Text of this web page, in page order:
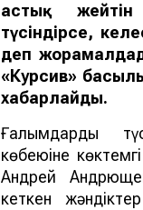
астық жейтін
түсіндірсе,
деп
«Курсив»
хабарлайды.
Ғалымдардың
көбеюіне
Андрей
кеткен